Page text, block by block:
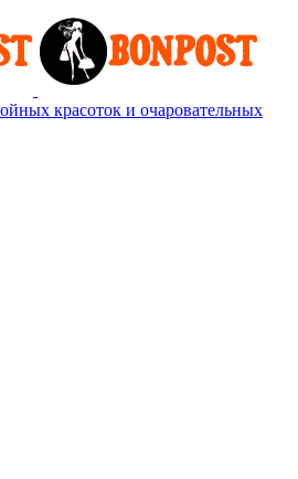
красоток и очаровательных